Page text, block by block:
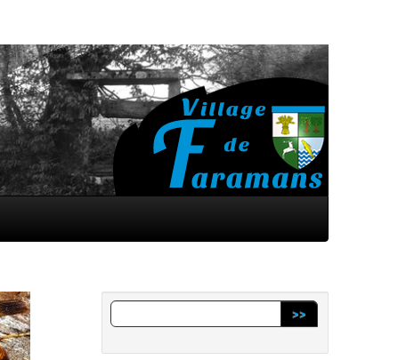
>>